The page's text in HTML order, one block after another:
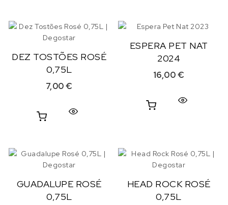
DEZ TOSTÕES ROSÉ
0,75L
7,00€
ESPERA PET NAT
2024
16,00€
GUADALUPE ROSÉ
0,75L
HEAD ROCK ROSÉ
0,75L